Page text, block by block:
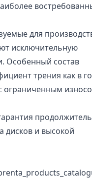
для
исключительную
Особенный состав
трения как в
ограниченным
дисков и высокой